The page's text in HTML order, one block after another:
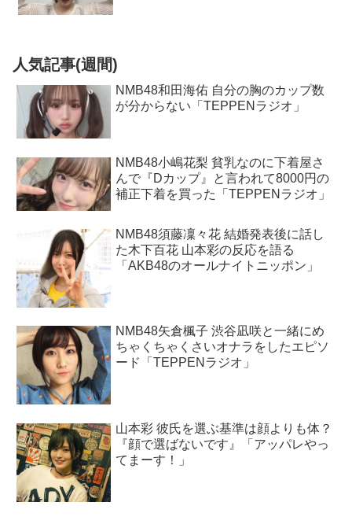
人気記事(週間)
NMB48和田海佑 自分の胸のカップ数
が分からない「TEPPENラジオ」
NMB48小嶋花梨 貧乳なのに下着屋さ
んで『Dカップ』と言われて8000円の
補正下着を買った「TEPPENラジオ」
NMB48須藤凜々花 結婚発表後に話し
た木下百花 山本彩の反応を語る
「AKB48のオールナイトニッポン」
NMB48矢倉楓子 渋谷凪咲と一緒にめ
ちゃくちゃくさいオナラをしたエピソ
ード「TEPPENラジオ」
山本彩 彼氏を選ぶ基準は顔よりも体？
『顔で選ばないです』「アッパレやっ
てまーす！」